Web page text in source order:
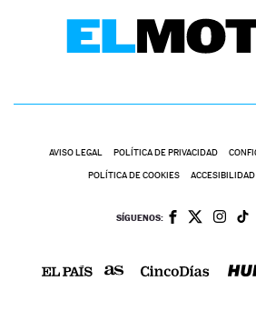
AVISO LEGAL POLÍTICA DE PRIVACIDAD
POLÍTICA DE COOKIES ACCESIBILIDAD
SÍGUENOS: